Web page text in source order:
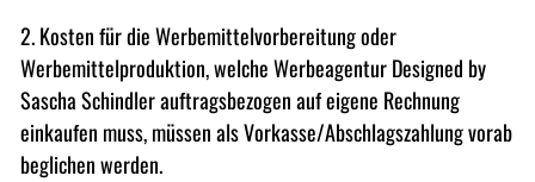
2. Kosten für die Werbemittelvorbereitung oder
Werbemittelproduktion, welche Werbeagentur Designed by
Sascha Schindler auftragsbezogen auf eigene Rechnung
einkaufen muss, müssen als Vorkasse/Abschlagszahlung vorab
beglichen werden.